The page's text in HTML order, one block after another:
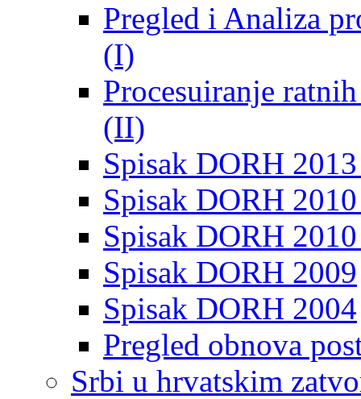
Pregled i Analiza
(I)
Procesuiranje
(II)
Spisak DORH
Spisak DORH
Spisak DORH
Spisak DORH 2009
Spisak DORH 2004
Pregled obnova
Srbi u hrvatskim